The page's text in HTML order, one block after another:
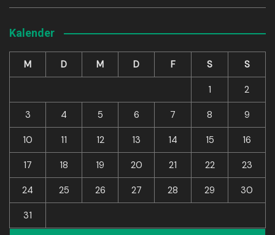
Kalender
M D M D F S S
1 2
3 4 5 6 7 8 9
10 11 12 13 14 15 16
17 18 19 20 21 22 23
24 25 26 27 28 29 30
31